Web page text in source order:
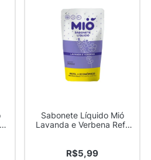
Sabonete Líquido Mió
Lavanda e Verbena Refil
R$5,99